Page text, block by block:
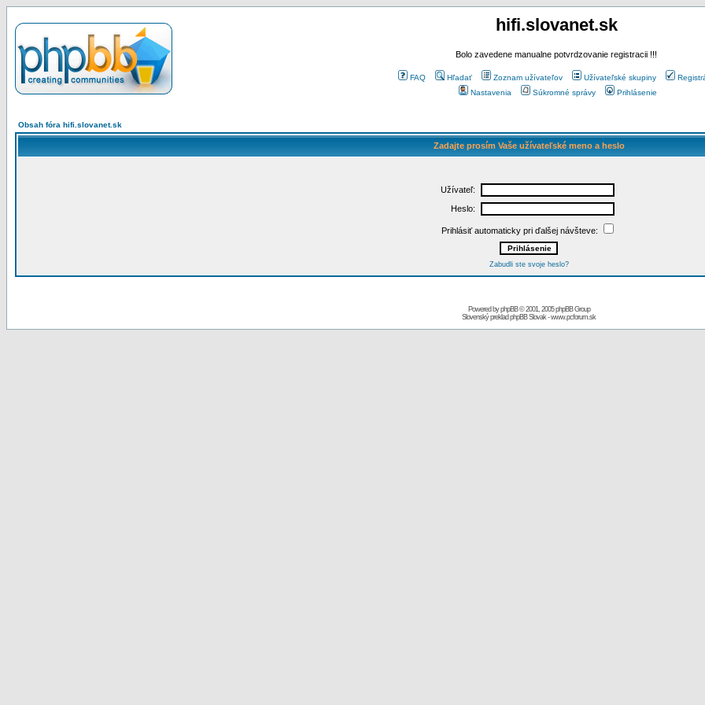
hifi.slovanet.sk
Bolo zavedene manualne potvrdzovanie registracii !!!
FAQ Hľadať Zoznam užívateľov Užívateľské skupiny
Nastavenia
Súkromné správy Prihlásenie
Obsah fóra hifi.slovanet.sk
Zadajte prosím Vaše užívateľské meno a heslo
Užívateľ:
Heslo:
Prihlásiť automaticky pri ďalšej návšteve:
Zabudli ste svoje heslo?
Powered byphpBB© 2001, 2005 phpBB Group
Slovenský preklad phpBB Slovak-www.pcforum.sk